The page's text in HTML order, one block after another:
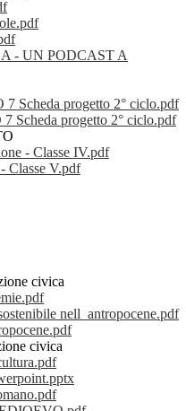
- UN PODCAST A
Scheda progetto 2° ciclo.pdf
Scheda progetto 2° ciclo.pdf
- Classe IV.pdf
Classe V.pdf
civica
nell_antropocene.pdf
civica